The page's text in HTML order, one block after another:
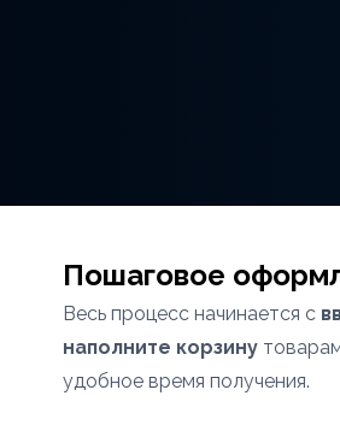
Пошаговое
Весь процесс начинается с
наполните корзину
удобное время получения.